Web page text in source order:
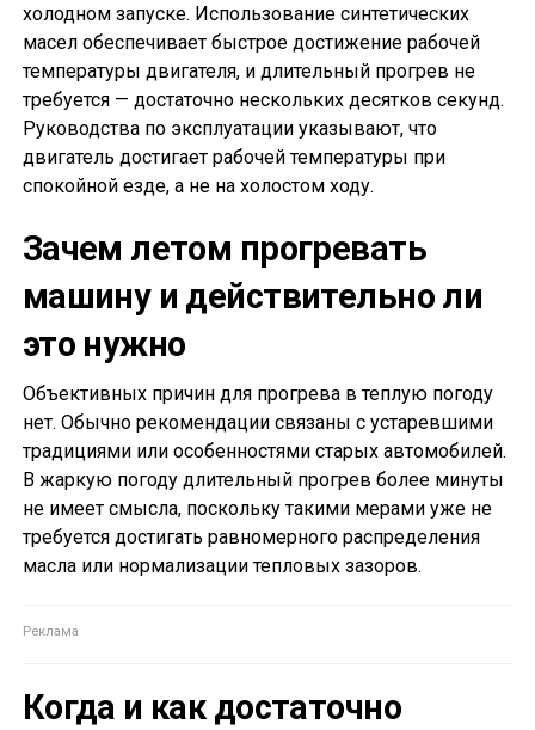
холодном запуске. Использование синтетических
масел обеспечивает быстрое достижение рабочей
температуры двигателя, и длительный прогрев не
требуется — достаточно нескольких десятков секунд.
Руководства по эксплуатации указывают, что
двигатель достигает рабочей температуры при
спокойной езде, а не на холостом ходу.
Зачем летом прогревать
машину и действительно ли
это нужно
Объективных причин для прогрева в теплую погоду
нет. Обычно рекомендации связаны с устаревшими
традициями или особенностями старых автомобилей.
В жаркую погоду длительный прогрев более минуты
не имеет смысла, поскольку такими мерами уже не
требуется достигать равномерного распределения
масла или нормализации тепловых зазоров.
Когда и как достаточно